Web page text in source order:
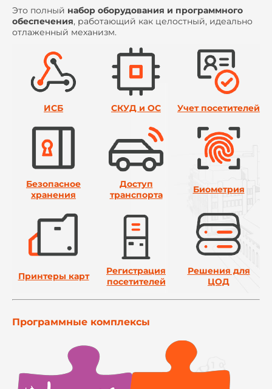
Это полный набор оборудования и программного
обеспечения, работающий как целостный, идеально
отлаженный механизм.
ИСБ СКУД и ОС Учет посетителей
Безопасное
хранения
Доступ
транспорта
Биометрия
Принтеры карт
Регистрация
посетителей
Решения для
ЦОД
Программные комплексы